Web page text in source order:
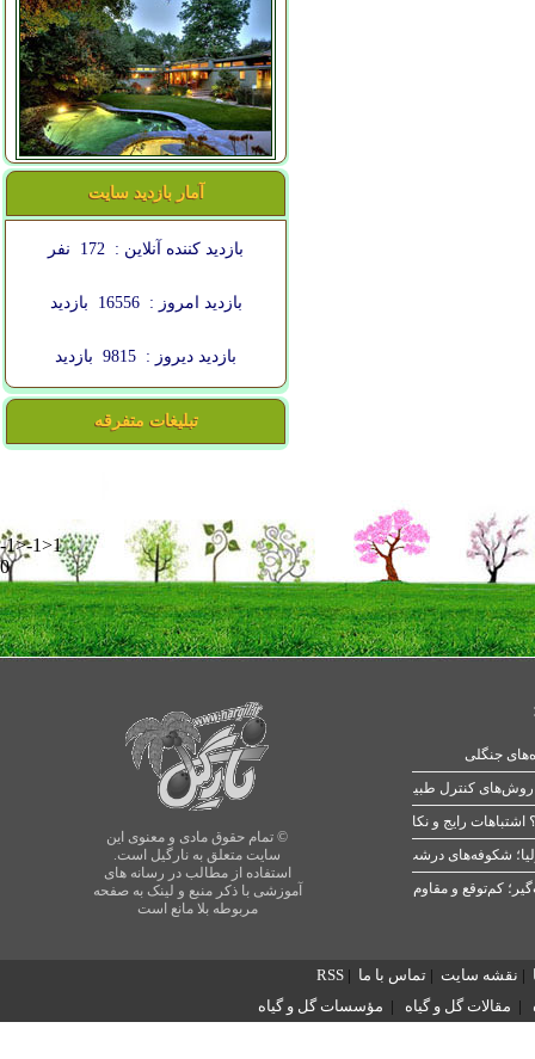
آمار بازدید سایت
بازدید کننده آنلاین : 172 نفر
بازدید امروز : 16556 بازدید
بازدید دیروز : 9815 بازدید
تبلیغات متفرقه
-1>-1>1
0
© تمام حقوق مادی و معنوی این
سایت متعلق به نارگیل است.
استفاده از مطالب در رسانه های
آموزشی با ذکر منبع و لینک به صفحه
مربوطه بلا مانع است
جنگلی
رایج و نکات طلایی
شکوفه‌های درشت در بهار
| نقشه سایت | تماس با ما |
RSS
| مقالات گل و گیاه | مؤسسات گل و گیاه